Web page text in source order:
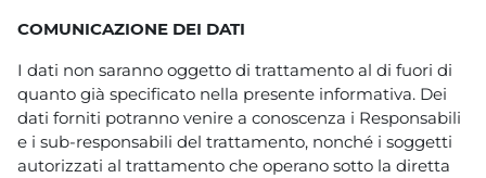
COMUNICAZIONE DEI DATI
I dati non saranno oggetto di trattamento al di fuori di
quanto già specificato nella presente informativa. Dei
dati forniti potranno venire a conoscenza i Responsabili
e i sub-responsabili del trattamento, nonché i soggetti
autorizzati al trattamento che operano sotto la diretta